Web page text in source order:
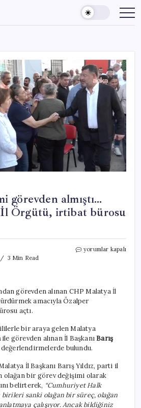
görevden almıştı…
Örgütü, irtibat bürosu
3 Min Read
Butlan
Malatya
İl
bürosu
açtı
için
yorumlar kapalı
görevden alınan CHP Malatya İl
amacıyla Özalper
açtı.
bir araya gelen Malatya
ile görevden alınan İl BaşkanıBarış
bulundu.
İl Başkanı Barış Yıldız, parti il
olağan bir görev değişimi olarak
belirterek, “Cumhuriyet Halk
birileri sanki olağan bir süreç, olağan
çalışıyor. Ancak bildiğiniz